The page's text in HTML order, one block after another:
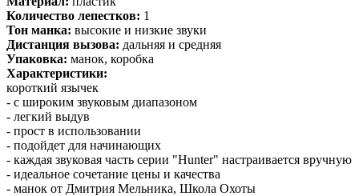
Количество лепестков: 1
Тон манка: высокие и низкие звуки
Дистанция вызова: дальняя и средняя
Упаковка: манок, коробка
Характеристики:
короткий язычек
- с широким звуковым диапазоном
- легкий выдув
- прост в использовании
- подойдет для начинающих
- каждая звуковая часть серии "Hunter" настраивается вручную
- идеальное сочетание цены и качества
- манок от Дмитрия Мельника, Школа Охоты